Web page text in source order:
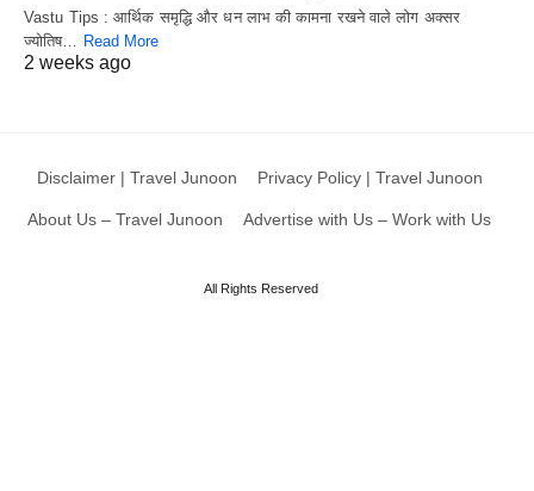
Vastu Tips : आर्थिक समृद्धि और धन लाभ की कामना रखने वाले लोग अक्सर
ज्योतिष… Read More
2 weeks ago
Disclaimer | Travel Junoon Privacy Policy | Travel Junoon
About Us – Travel Junoon Advertise with Us – Work with Us
All Rights Reserved